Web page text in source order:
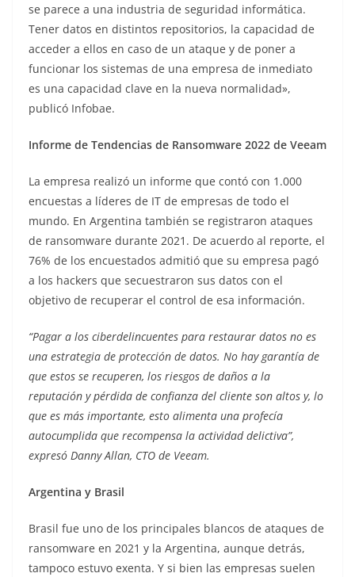
se parece a una industria de seguridad informática.
Tener datos en distintos repositorios, la capacidad de
acceder a ellos en caso de un ataque y de poner a
funcionar los sistemas de una empresa de inmediato
es una capacidad clave en la nueva normalidad»,
publicó Infobae.
Informe de Tendencias de Ransomware 2022 de Veeam
La empresa realizó un informe que contó con 1.000
encuestas a líderes de IT de empresas de todo el
mundo. En Argentina también se registraron ataques
de ransomware durante 2021. De acuerdo al reporte, el
76% de los encuestados admitió que su empresa pagó
a los hackers que secuestraron sus datos con el
objetivo de recuperar el control de esa información.
“Pagar a los ciberdelincuentes para restaurar datos no es
una estrategia de protección de datos. No hay garantía de
que estos se recuperen, los riesgos de daños a la
reputación y pérdida de confianza del cliente son altos y, lo
que es más importante, esto alimenta una profecía
autocumplida que recompensa la actividad delictiva”,
expresó Danny Allan, CTO de Veeam.
Argentina y Brasil
Brasil fue uno de los principales blancos de ataques de
ransomware en 2021 y la Argentina, aunque detrás,
tampoco estuvo exenta. Y si bien las empresas suelen